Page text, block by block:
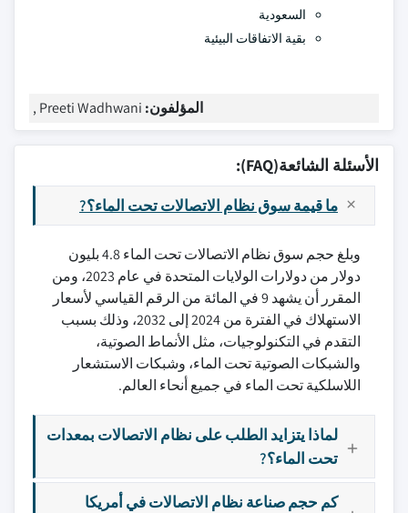
السعودية
بقية الاتفاقات البيئية
المؤلفون: Preeti Wadhwani ,
الأسئلة الشائعة(FAQ):
ما قيمة سوق نظام الاتصالات تحت الماء؟?
وبلغ حجم سوق نظام الاتصالات تحت الماء 4.8 بليون
دولار من دولارات الولايات المتحدة في عام 2023، ومن
المقرر أن يشهد 9 في المائة من الرقم القياسي لأسعار
الاستهلاك في الفترة من 2024 إلى 2032، وذلك بسبب
التقدم في التكنولوجيات، مثل الأنماط الصوتية،
والشبكات الصوتية تحت الماء، وشبكات الاستشعار
اللاسلكية تحت الماء في جميع أنحاء العالم.
لماذا يتزايد الطلب على نظام الاتصالات بمعدات
تحت الماء؟?
كم حجم صناعة نظام الاتصالات في أمريكا